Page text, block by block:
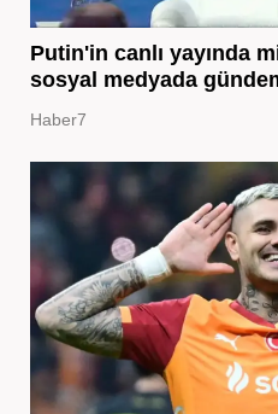
Putin'in canlı yayında
sosyal medyada
Haber7